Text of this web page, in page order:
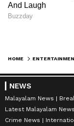
HOME
NEWS
Malayalam News
Latest Malayalam News
Crime News